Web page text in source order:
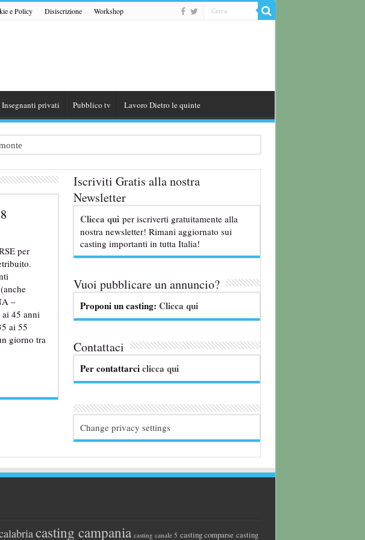
e Policy Disiscrizione Workshop
Insegnanti privati Pubblico tv Lavoro Dietro le quinte
4 stelle – Trentino
per
–
45 anni
ai 55
giorno tra
Iscriviti Gratis alla nostra
Newsletter
Clicca qui per iscriverti gratuitamente alla
nostra newsletter! Rimani aggiornato sui
casting importanti in tutta Italia!
Vuoi pubblicare un annuncio?
Proponi un casting: Clicca qui
Contattaci
Per contattarciclicca qui
Change privacy settings
casting campania casting canale 5 casting comparse casting